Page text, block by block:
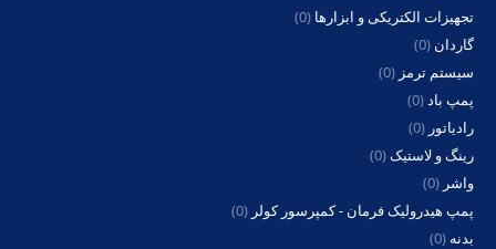
تجهیزات الکتریکی و ابزارها (0)
گاردان (0)
سیستم ترمز (0)
پمپ باد(0)
رادیاتور (0)
رینگ و لاستیک(0)
واشر (0)
پمپ هیدرولیک فرمان - کمپرسور کولر (0)
بدنه (0)